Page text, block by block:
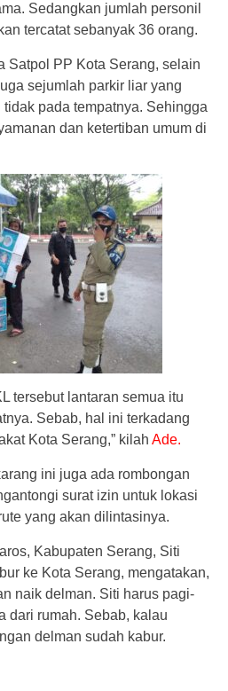
Sedangkan jumlah personil
tercatat sebanyak 36 orang.
Satpol PP Kota Serang, selain
sejumlah parkir liar yang
pada tempatnya. Sehingga
dan ketertiban umum di
tersebut lantaran semua itu
Sebab, hal ini terkadang
Kota Serang,” kilah Ade.
ini juga ada rombongan
surat izin untuk lokasi
yang akan dilintasinya.
Kabupaten Serang, Siti
ke Kota Serang, mengatakan,
naik delman. Siti harus pagi-
dari rumah. Sebab, kalau
delman sudah kabur.